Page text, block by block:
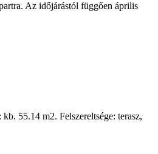
Az időjárástól függően április
55.14 m2. Felszereltsége: terasz,